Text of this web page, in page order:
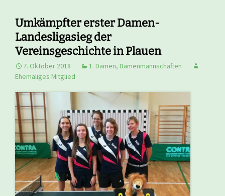
Umkämpfter erster Damen-
Landesligasieg der
Vereinsgeschichte in Plauen
7. Oktober 2018 1. Damen, Damenmannschaften
Ehemaliges Mitglied